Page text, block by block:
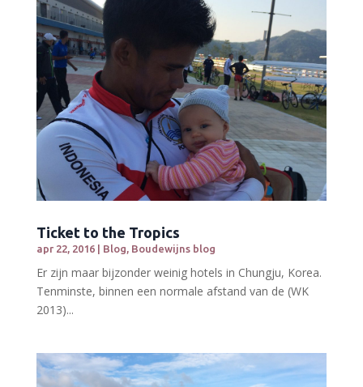
Ticket to the Tropics
apr 22, 2016| Blog, Boudewijns blog
Er zijn maar bijzonder weinig hotels in Chungju, Korea.
Tenminste, binnen een normale afstand van de (WK
2013)...